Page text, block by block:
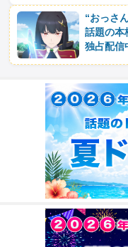
“おっさ
話題の本
独占配信